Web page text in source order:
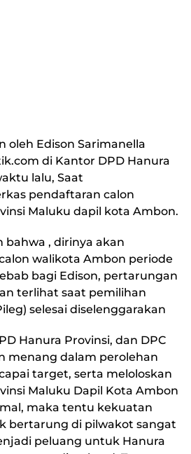
oleh Edison Sarimanella
di Kantor DPD Hanura
lalu, Saat
pendaftaran calon
Maluku dapil kota Ambon.
bahwa , dirinya akan
walikota Ambon periode
bagi Edison, pertarungan
terlihat saat pemilihan
selesai diselenggarakan
Hanura Provinsi, dan DPC
menang dalam perolehan
target, serta meloloskan
Maluku Dapil Kota Ambon
maka tentu kekuatan
bertarung di pilwakot sangat
peluang untuk Hanura